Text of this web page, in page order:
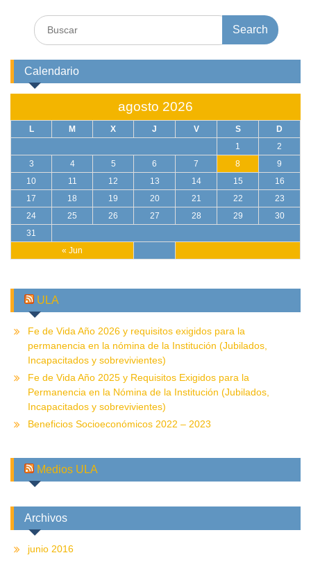
Search
for:
Calendario
agosto 2026
L M X J V S D
« Jun
1
2
3
4 5 6 7 8
9
10
11 12 13 14 15
16
17
18 19 20 21 22
23
24
25 26 27 28 29
30
31
ULA
Fe de Vida Año 2026 y requisitos exigidos para la
permanencia en la nómina de la Institución (Jubilados,
Incapacitados y sobrevivientes)
Fe de Vida Año 2025 y Requisitos Exigidos para la
Permanencia en la Nómina de la Institución (Jubilados,
Incapacitados y sobrevivientes)
Beneficios Socioeconómicos 2022 – 2023
Medios ULA
Archivos
junio 2016